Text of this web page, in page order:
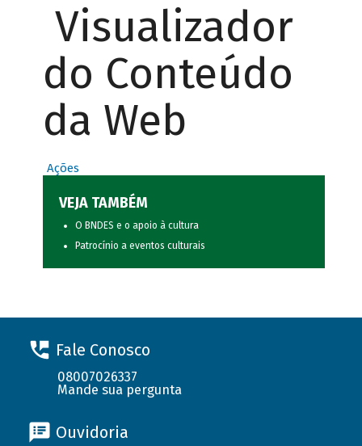
Visualizador
do Conteúdo
da Web
Ações
VEJA TAMBÉM
O BNDES e o apoio à cultura
Patrocínio a eventos culturais
Fale Conosco
08007026337
Mande sua pergunta
Ouvidoria